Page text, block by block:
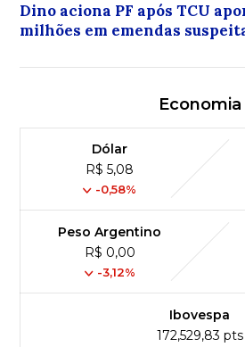
Dino aciona PF após TCU
milhões em emendas
Economia
Dólar
R$ 5,08
-0,58%
Peso Argentino
R$ 0,00
-3,12%
Ibovespa
172,529,83 pts